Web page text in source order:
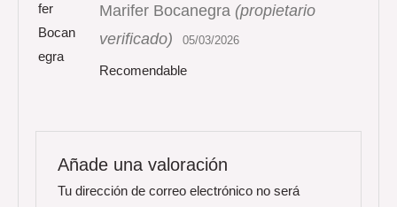
con5de 5
Marifer Bocanegra (propietario
verificado)
05/03/2026
Recomendable
Añade una valoración
Tu dirección de correo electrónico no será